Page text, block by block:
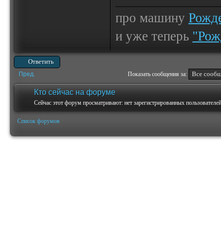
про машину
и уже теперь
Ответить
Пред. Показать сообщения за:
Кто сейчас на форуме
Сейчас этот форум просматривают: нет зарегистрированных
Список форумов